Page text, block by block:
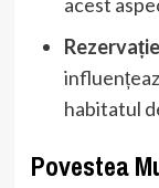
habitatul
Povestea